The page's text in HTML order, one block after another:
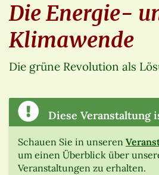
Die Energie-
Klimawende
Die grüne Revolution als
Diese Veranstaltung
Schauen Sie in unseren
um einen Überblick über
Veranstaltungen zu erhalten.